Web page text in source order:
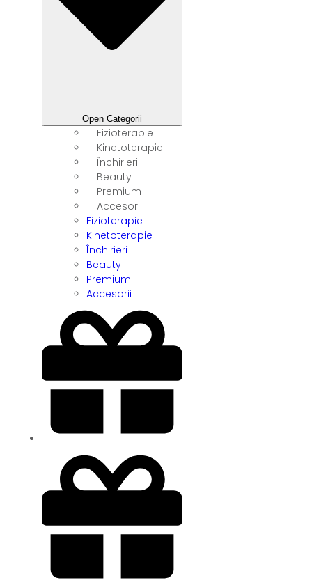
Open Categorii
Fizioterapie
Kinetoterapie
Închirieri
Beauty
Premium
Accesorii
Fizioterapie
Kinetoterapie
Închirieri
Beauty
Premium
Accesorii